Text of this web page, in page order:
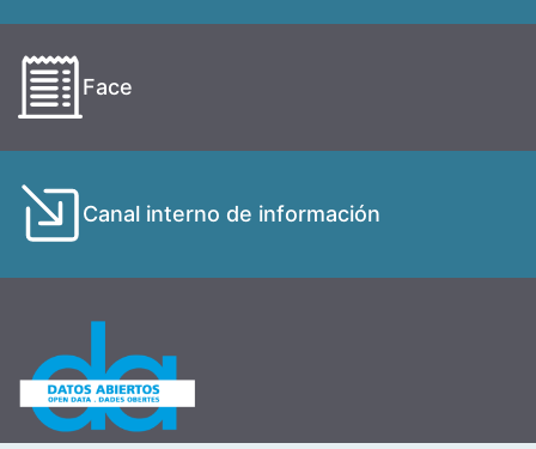
Face
Canal interno de información